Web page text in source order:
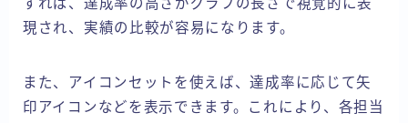
すれば、達成率の高さがグラフの長さで視覚的に表
現され、実績の比較が容易になります。
また、アイコンセットを使えば、達成率に応じて矢
印アイコンなどを表示できます。これにより、各担当